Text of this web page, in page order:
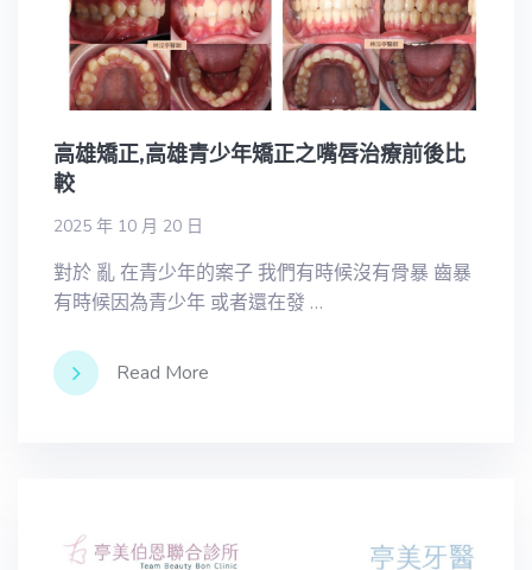
高雄矯正,高雄青少年矯正之嘴唇治療前後比
較
2025 年 10 月 20 日
對於 亂 在青少年的案子 我們有時候沒有骨暴 齒暴
有時候因為青少年 或者還在發 …
Read More